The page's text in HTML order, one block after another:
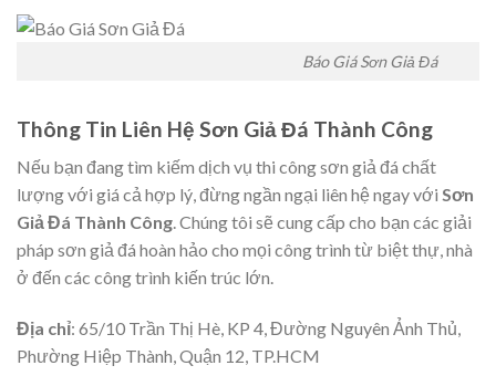
Báo Giá Sơn Giả Đá
Thông Tin Liên Hệ Sơn Giả Đá Thành Công
Nếu bạn đang tìm kiếm dịch vụ thi công sơn giả đá chất
lượng với giá cả hợp lý, đừng ngần ngại liên hệ ngay với Sơn
Giả Đá Thành Công. Chúng tôi sẽ cung cấp cho bạn các giải
pháp sơn giả đá hoàn hảo cho mọi công trình từ biệt thự, nhà
ở đến các công trình kiến trúc lớn.
Địa chỉ: 65/10 Trần Thị Hè, KP 4, Đường Nguyên Ảnh Thủ,
Phường Hiệp Thành, Quận 12, TP.HCM